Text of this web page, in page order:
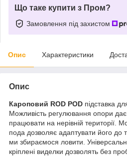
Що таке купити з Пром?
Замовлення під захистом
Опис Характеристики
Опис
Кароповий ROD POD підставка
Можливість регулювання опори
працювати на нерівній території.
пода дозволяє адаптувати його до
ми збираємося ловити.
кріплені виделки дозволять без